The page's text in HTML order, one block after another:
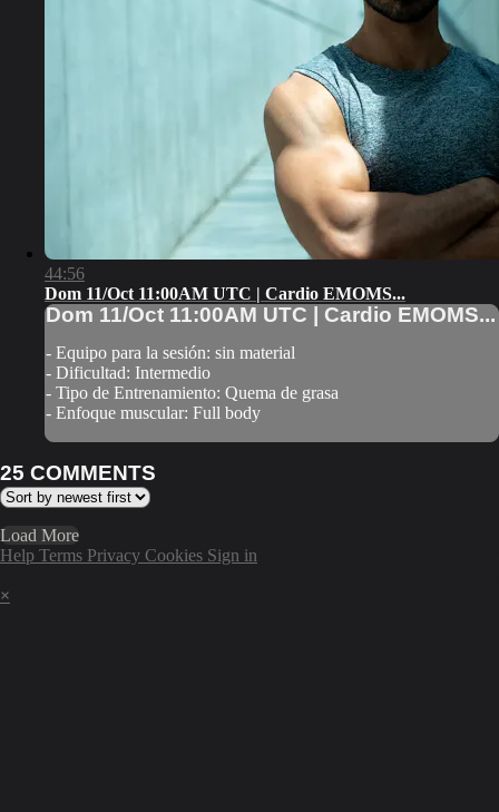
44:56
Dom 11/Oct 11:00AM UTC | Cardio EMOMS...
Dom 11/Oct 11:00AM UTC | Cardio EMOMS...
- Equipo para la sesión: sin material
- Dificultad: Intermedio
- Tipo de Entrenamiento: Quema de grasa
- Enfoque muscular: Full body
25 COMMENTS
Load More
Help Terms Privacy Cookies Sign in
×